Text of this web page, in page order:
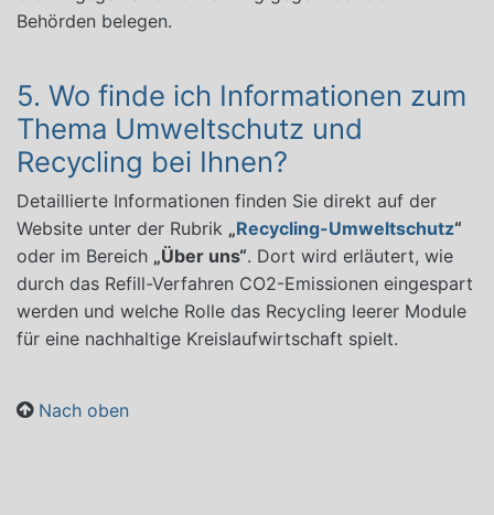
Behörden belegen.
5. Wo finde ich Informationen zum
Thema Umweltschutz und
Recycling bei Ihnen?
Detaillierte Informationen finden Sie direkt auf der
Website unter der Rubrik „Recycling-Umweltschutz“
oder im Bereich „Über uns“. Dort wird erläutert, wie
durch das Refill-Verfahren CO2-Emissionen eingespart
werden und welche Rolle das Recycling leerer Module
für eine nachhaltige Kreislaufwirtschaft spielt.
Nach oben